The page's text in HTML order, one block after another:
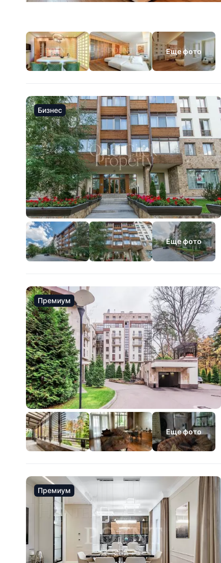
Еще фото
Бизнес
Еще фото
Премиум
Еще фото
Премиум